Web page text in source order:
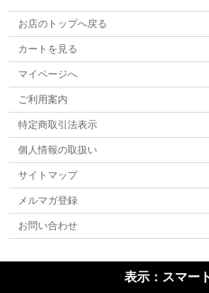
お店のトップへ戻る
カートを見る
マイページへ
ご利用案内
特定商取引法表示
個人情報の取扱い
サイトマップ
メルマガ登録
お問い合わせ
表示：スマー